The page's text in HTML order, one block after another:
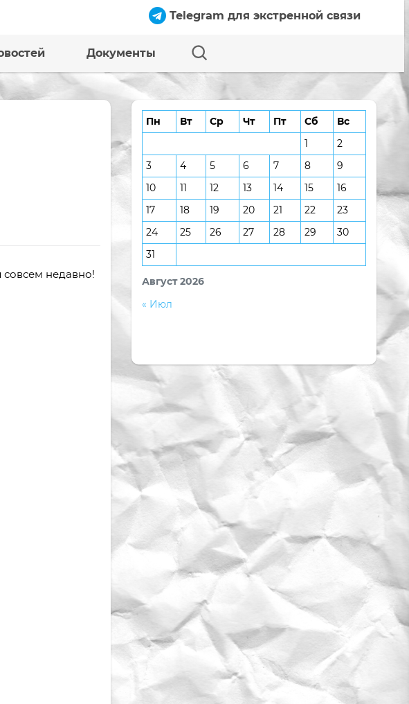
Telegram для экстренной связи
Документы
совсем недавно!
Август 2026
Пн Вт Ср Чт Пт Сб
Вс
1
2
3
4 5 6 7 8
9
10
11 12 13 14 15
16
17
18 19 20 21 22
23
24
25 26 27 28 29
30
31
« Июл